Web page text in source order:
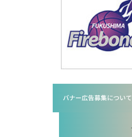
バナー広告募集について